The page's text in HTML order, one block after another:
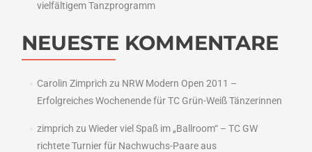
vielfältigem Tanzprogramm
NEUESTE KOMMENTARE
Carolin Zimprich zu NRW Modern Open 2011 –
Erfolgreiches Wochenende für TC Grün-Weiß Tänzerinnen
zimprich zu Wieder viel Spaß im „Ballroom“ – TC GW
richtete Turnier für Nachwuchs-Paare aus